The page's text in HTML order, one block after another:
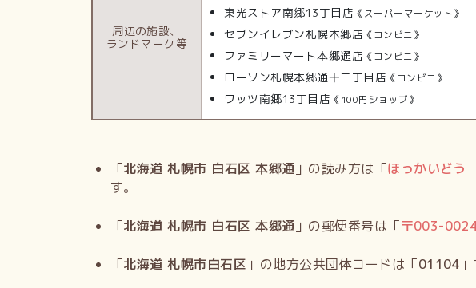
周辺の施設、
ランドマーク等
東光ストア南郷13丁目店 《スーパーマーケット》
セブンイレブン札幌本郷店 《コンビニ》
ファミリーマート本郷通店 《コンビニ》
ローソン札幌本郷通十三丁目店 《コンビニ》
ワッツ南郷13丁目店 《100円ショップ》
「北海道 札幌市 白石区 本郷通 」の読み方は「ほっかいど
す。
「北海道 札幌市 白石区 本郷通 」の郵便番号は「〒003-
「北海道 札幌市白石区 」の地方公共団体コードは「01104